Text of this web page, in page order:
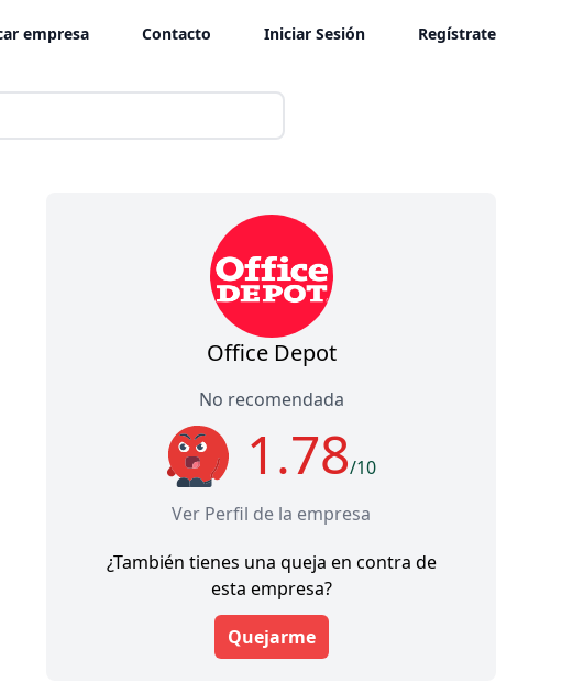
empresa Contacto Iniciar Sesión Regístrate
Office Depot
No recomendada
1.78/10
Ver Perfil de la empresa
¿También tienes una queja en contra de
esta empresa?
Quejarme